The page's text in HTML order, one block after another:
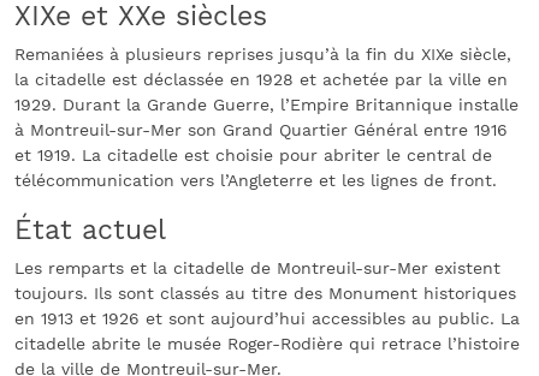
XIXe et XXe siècles
Remaniées à plusieurs reprises jusqu’à la fin du XIXe siècle,
la citadelle est déclassée en 1928 et achetée par la ville en
1929. Durant la Grande Guerre, l’Empire Britannique installe
à Montreuil-sur-Mer son Grand Quartier Général entre 1916
et 1919. La citadelle est choisie pour abriter le central de
télécommunication vers l’Angleterre et les lignes de front.
État actuel
Les remparts et la citadelle de Montreuil-sur-Mer existent
toujours. Ils sont classés au titre des Monument historiques
en 1913 et 1926 et sont aujourd’hui accessibles au public. La
citadelle abrite le musée Roger-Rodière qui retrace l’histoire
de la ville de Montreuil-sur-Mer.